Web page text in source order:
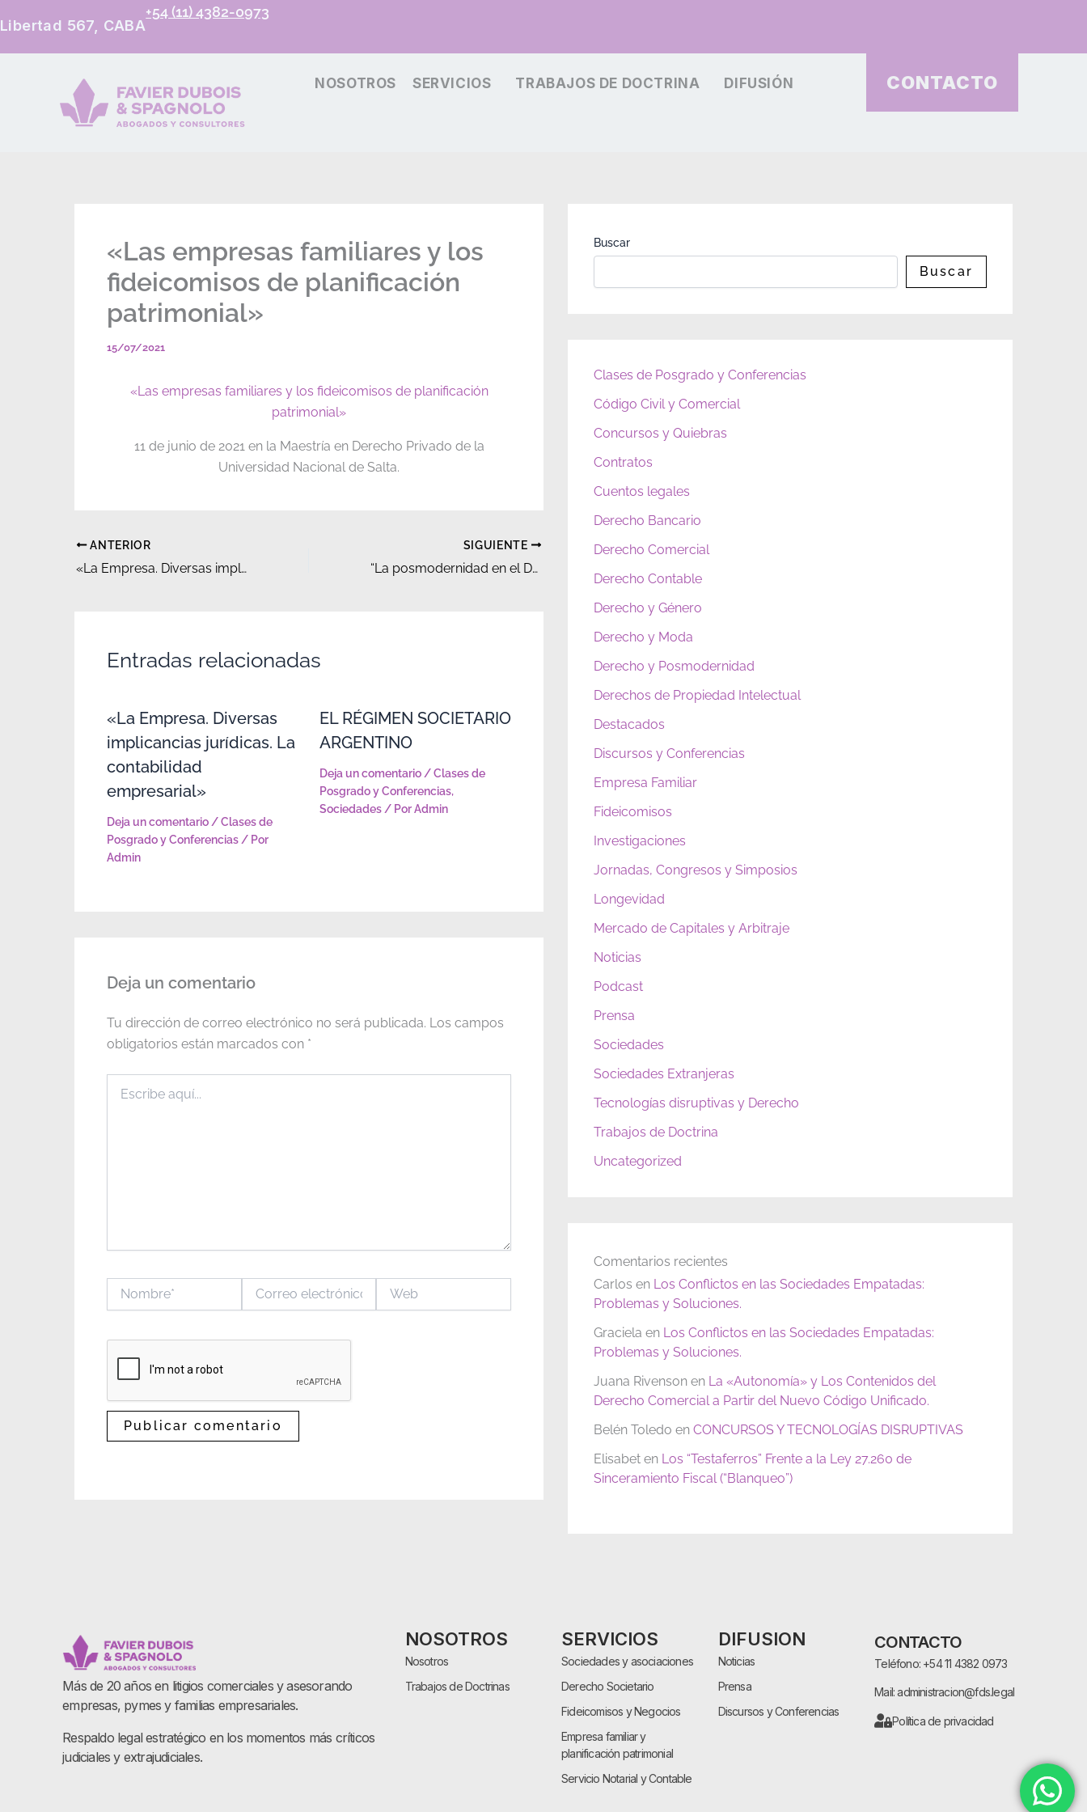
Libertad 567, CABA
+54 (11) 4382-0973
NOSOTROS SERVICIOS TRABAJOS DE DOCTRINA DIFUSIÓN CONTACTO
«Las empresas familiares y los
fideicomisos de planificación
patrimonial»
15/07/2021
«Las empresas familiares y los fideicomisos de planificación
patrimonial»
11 de junio de 2021 en la Maestría en Derecho Privado de la
Universidad Nacional de Salta.
ANTERIOR
«La Empresa. Diversas implicancias jurídicas. La contabilidad empresarial»
SIGUIENTE
“La posmodernidad en el Derecho Comercial”
Entradas relacionadas
«La Empresa. Diversas
implicancias jurídicas. La
contabilidad
empresarial»
Deja un comentario /Clases de
Posgrado y Conferencias / Por
Admin
EL RÉGIMEN SOCIETARIO
ARGENTINO
Deja un comentario /Clases de
Posgrado y Conferencias,
Sociedades/ PorAdmin
Deja un comentario
Tu dirección de correo electrónico no será publicada. Los campos
obligatorios están marcados con *
aquí...
electrónico*
Buscar
Buscar
Clases de Posgrado y Conferencias
Código Civil y Comercial
Concursos y Quiebras
Contratos
Cuentos legales
Derecho Bancario
Derecho Comercial
Derecho Contable
Derecho y Género
Derecho y Moda
Derecho y Posmodernidad
Derechos de Propiedad Intelectual
Destacados
Discursos y Conferencias
Empresa Familiar
Fideicomisos
Investigaciones
Jornadas, Congresos y Simposios
Longevidad
Mercado de Capitales y Arbitraje
Noticias
Podcast
Prensa
Sociedades
Sociedades Extranjeras
Tecnologías disruptivas y Derecho
Trabajos de Doctrina
Uncategorized
Comentarios recientes
Carlos en Los Conflictos en las Sociedades Empatadas:
Problemas y Soluciones.
Graciela en Los Conflictos en las Sociedades Empatadas:
Problemas y Soluciones.
Juana Rivenson en La «Autonomía» y Los Contenidos del
Derecho Comercial a Partir del Nuevo Código Unificado.
Belén Toledo en CONCURSOS Y TECNOLOGÍAS DISRUPTIVAS
Elisabet en Los “Testaferros” Frente a la Ley 27.260 de
Sinceramiento Fiscal (“Blanqueo”)
Más de 20 años en litigios comerciales y asesorando
empresas, pymes y familias empresariales.
Respaldo legal estratégico en los momentos más críticos
judiciales y extrajudiciales.
NOSOTROS
Nosotros
Trabajos de Doctrinas
SERVICIOS
Sociedades y asociaciones
Derecho Societario
Fideicomisos y Negocios
Empresa familiar y
planificación patrimonial
Servicio Notarial y Contable
DIFUSION
Noticias
Prensa
Discursos y Conferencias
CONTACTO
Teléfono: +54 11 4382 0973
Mail: administracion@fds.legal
Política de privacidad